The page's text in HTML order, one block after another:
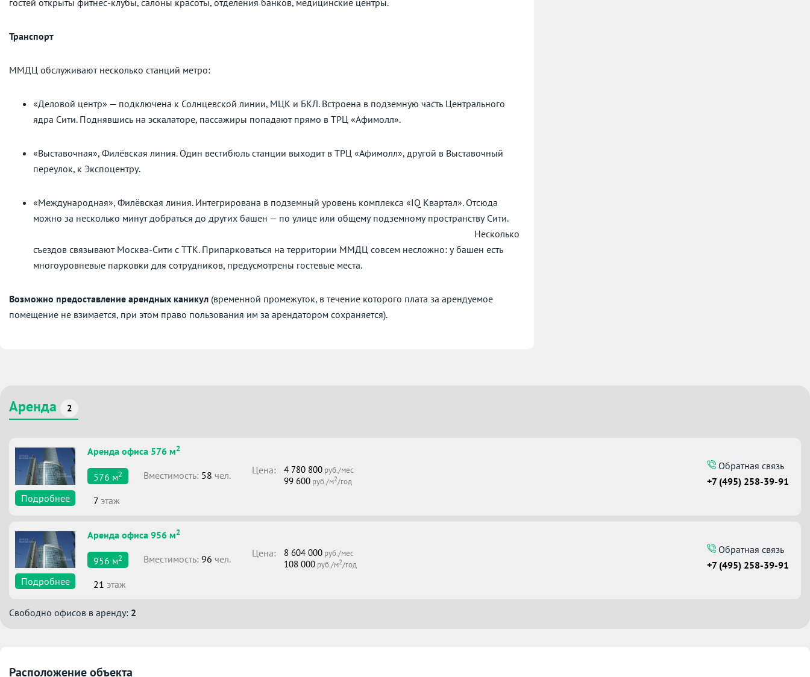
гостей открыты фитнес-клубы, салоны красоты, отделения банков, медицинские центры.
Транспорт
ММДЦ обслуживают несколько станций метро:
«Деловой центр» — подключена к Солнцевской линии, МЦК и БКЛ. Встроена в подземную часть Центрального
ядра Сити. Поднявшись на эскалаторе, пассажиры попадают прямо в ТРЦ «Афимолл».
«Выставочная», Филёвская линия. Один вестибюль станции выходит в ТРЦ «Афимолл», другой в Выставочный
переулок, к Экспоцентру.
«Международная», Филёвская линия. Интегрирована в подземный уровень комплекса «IQ Квартал». Отсюда
можно за несколько минут добраться до других башен — по улице или общему подземному пространству Сити.
Несколько
съездов связывают Москва-Сити с ТТК. Припарковаться на территории ММДЦ совсем несложно: у башен есть
многоуровневые парковки для сотрудников, предусмотрены гостевые места.
Возможно предоставление арендных каникул (временной промежуток, в течение которого плата за арендуемое
помещение не взимается, при этом право пользования им за арендатором сохраняется).
Аренда 2
Подробнее
Аренда офиса 576 м2
576 м2 Вместимоcть: 58 чел. Цена: 4 780 800 руб./мес
99 600 руб./м2/год
7 этаж
Обратная связь
+7 (495) 258-39-91
Подробнее
Аренда офиса 956 м2
956 м2 Вместимоcть: 96 чел. Цена: 8 604 000 руб./мес
108 000 руб./м2/год
21 этаж
Обратная связь
+7 (495) 258-39-91
Свободно офисов в аренду: 2
Расположение объекта